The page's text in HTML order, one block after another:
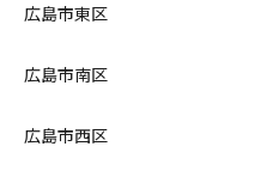
広島市東区
広島市南区
広島市西区